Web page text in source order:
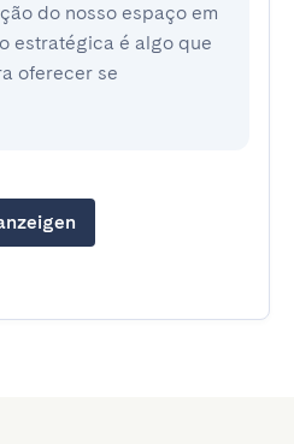
do nosso espaço em
estratégica é algo que
oferecer se